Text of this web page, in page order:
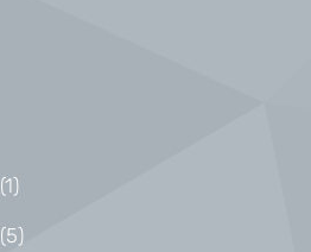
(1)
(5)